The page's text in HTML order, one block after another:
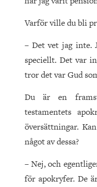
Varför ville du bli
– Det vet jag inte.
speciellt. Det var
tror det var Gud
Du är en
testamentets
översättningar.
något av dessa?
– Nej, och
för apokryfer. De